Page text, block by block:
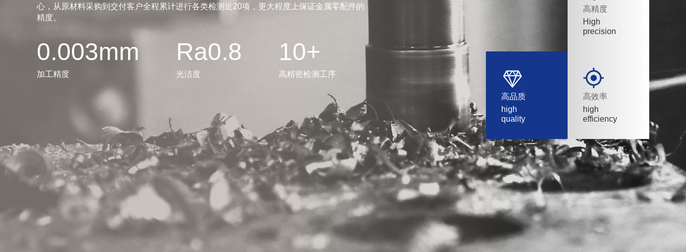
心，从原材料采购到交付客户全程累计进行各类检测近20项，更大程度上保证金属零配件的
精度。
0.003mm
加工精度
Ra0.8
光洁度
10+
高精密检测工序
高精度
High
precision
高品质
high
quality
高效率
high
efficiency